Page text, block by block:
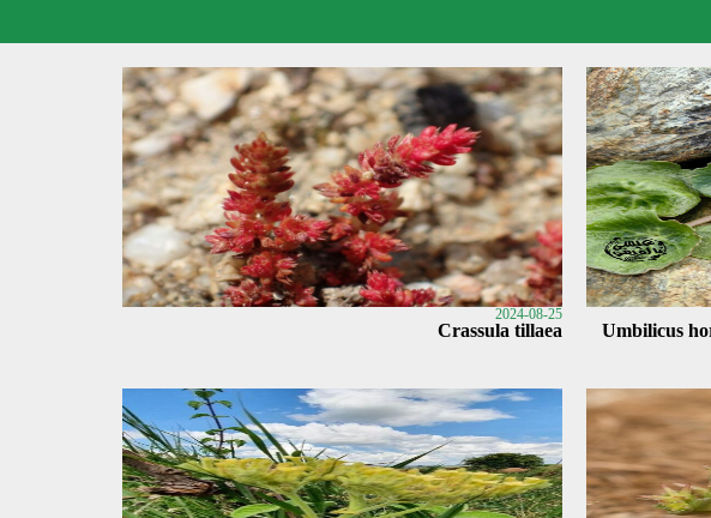
2024-08-25
Crassula tillaea